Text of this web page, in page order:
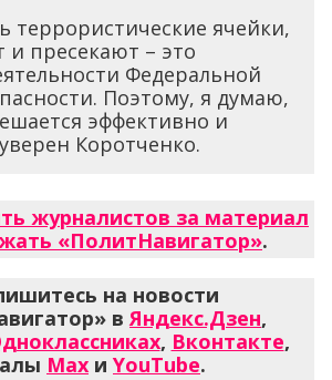
террористические ячейки,
и пресекают – это
Федеральной
Поэтому, я думаю,
эффективно и
Коротченко.
журналистов за материал
«ПолитНавигатор».
на новости
вЯндекс.Дзен,
, Вконтакте,
Max и YouTube.